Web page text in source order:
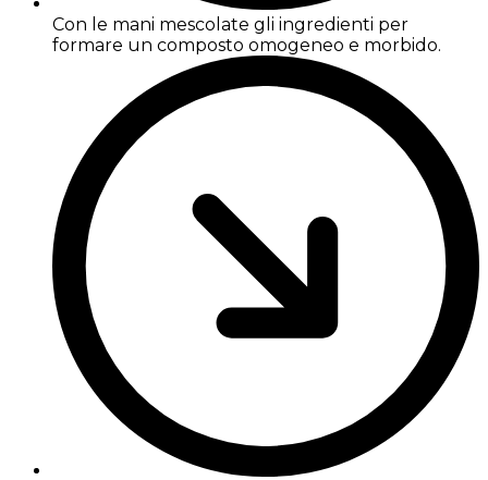
Con le mani mescolate gli ingredienti per
formare un composto omogeneo e morbido.